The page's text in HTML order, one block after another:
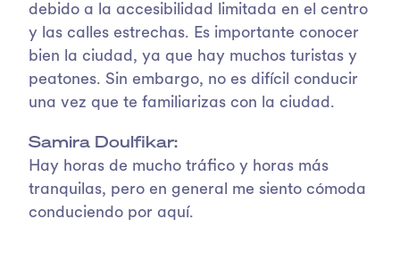
debido a la accesibilidad limitada en el centro
y las calles estrechas. Es importante conocer
bien la ciudad, ya que hay muchos turistas y
peatones. Sin embargo, no es difícil conducir
una vez que te familiarizas con la ciudad.
Samira Doulfikar:
Hay horas de mucho tráfico y horas más
tranquilas, pero en general me siento cómoda
conduciendo por aquí.